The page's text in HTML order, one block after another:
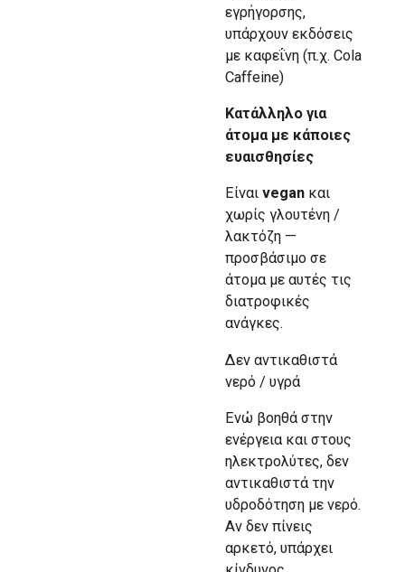
εγρήγορσης,
υπάρχουν εκδόσεις
με καφεΐνη (π.χ. Cola
Caffeine)
Κατάλληλο για
άτομα με κάποιες
ευαισθησίες
Είναι vegan και
χωρίς γλουτένη /
λακτόζη —
προσβάσιμο σε
άτομα με αυτές τις
διατροφικές
ανάγκες.
Δεν αντικαθιστά
νερό / υγρά
Ενώ βοηθά στην
ενέργεια και στους
ηλεκτρολύτες, δεν
αντικαθιστά την
υδροδότηση με νερό.
Αν δεν πίνεις
αρκετό, υπάρχει